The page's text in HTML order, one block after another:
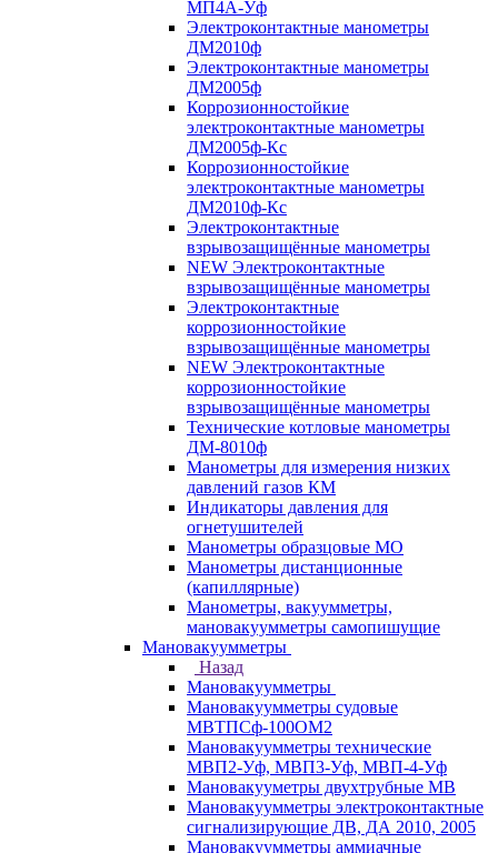
МП4А-Уф
Электроконтактные манометры
ДМ2010ф
Электроконтактные манометры
ДМ2005ф
Коррозионностойкие
электроконтактные манометры
ДМ2005ф-Кс
Коррозионностойкие
электроконтактные манометры
ДМ2010ф-Кс
Электроконтактные
взрывозащищённые манометры
NEW Электроконтактные
взрывозащищённые манометры
Электроконтактные
коррозионностойкие
взрывозащищённые манометры
NEW Электроконтактные
коррозионностойкие
взрывозащищённые манометры
Технические котловые манометры
ДМ-8010ф
Манометры для измерения низких
давлений газов КМ
Индикаторы давления для
огнетушителей
Манометры образцовые МО
Манометры дистанционные
(капиллярные)
Манометры, вакуумметры,
мановакуумметры самопишущие
Мановакуумметры
Назад
Мановакуумметры
Мановакуумметры судовые
МВТПСф-100ОМ2
Мановакуумметры технические
МВП2-Уф, МВП3-Уф, МВП-4-Уф
Мановакууметры двухтрубные МВ
Мановакуумметры электроконтактные
сигнализирующие ДВ, ДА 2010, 2005
Мановакуумметры аммиачные